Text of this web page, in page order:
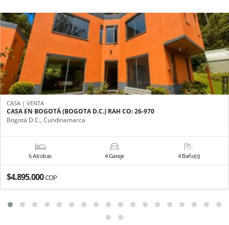
CASA | VENTA
CASA EN BOGOTÁ (BOGOTA D.C.) RAH CO: 26-970
Bogotá D.C., Cundinamarca
6 Alcobas 4 Garaje 4 Baño(s)
$4.895.000COP